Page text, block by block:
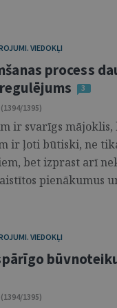
VIEDOKĻI
process
3
1395)
ir svarīgs mājoklis,
ir ļoti būtiski, ne
bet izprast arī
pienākumus
VIEDOKĻI
1395)